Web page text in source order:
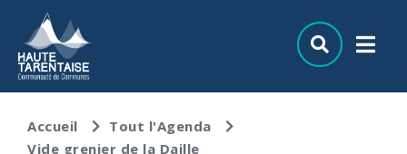
Aller à la recherche
Accueil
Tout l'Agenda
Vide grenier de la Daille